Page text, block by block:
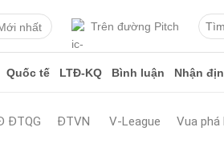
nhất Trên đường Pitch
Quốc tế LTĐ-KQ Bình luận Nhận
ĐTQG ĐTVN V-League Vua phá